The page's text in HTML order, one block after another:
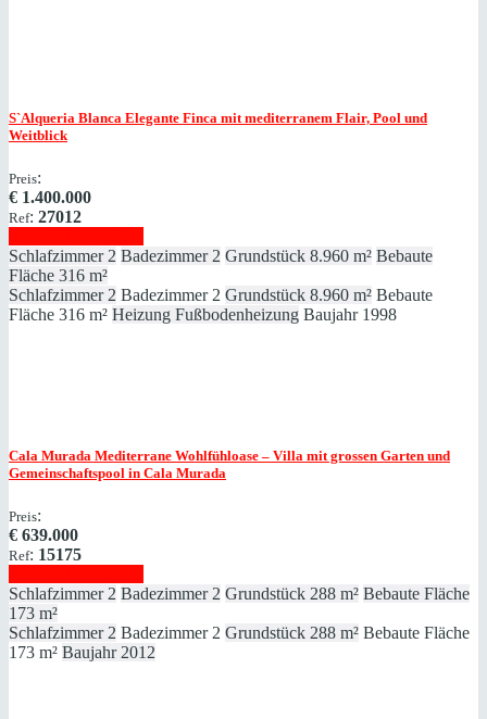
S`Alqueria Blanca Elegante Finca mit mediterranem Flair, Pool und
Weitblick
Preis:
€ 1.400.000
Ref: 27012
Schlafzimmer 2 Badezimmer 2 Grundstück 8.960 m² Bebaute
Fläche 316 m²
Schlafzimmer 2 Badezimmer 2 Grundstück 8.960 m² Bebaute
Fläche 316 m² Heizung Fußbodenheizung Baujahr 1998
Cala Murada Mediterrane Wohlfühloase – Villa mit grossen Garten und
Gemeinschaftspool in Cala Murada
Preis:
€ 639.000
Ref: 15175
Schlafzimmer 2 Badezimmer 2 Grundstück 288 m² Bebaute Fläche
173 m²
Schlafzimmer 2 Badezimmer 2 Grundstück 288 m² Bebaute Fläche
173 m² Baujahr 2012